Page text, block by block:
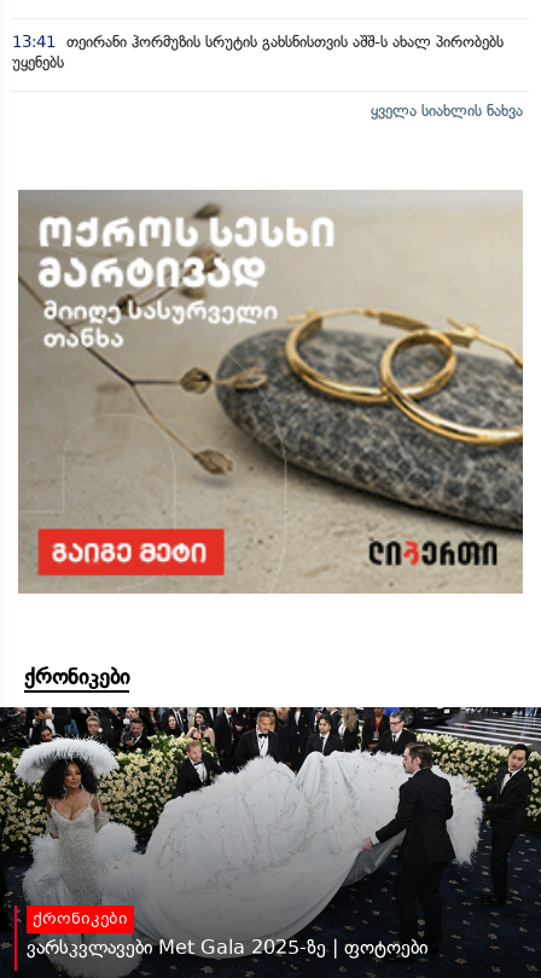
13:41
თეირანი ჰორმუზის სრუტის გახსნისთვის აშშ-ს ახალ პირობებს
უყენებს
ყველა სიახლის ნახვა
ქრონიკები
ქრონიკები
ვარსკვლავები Met Gala 2025-ზე | ფოტოები